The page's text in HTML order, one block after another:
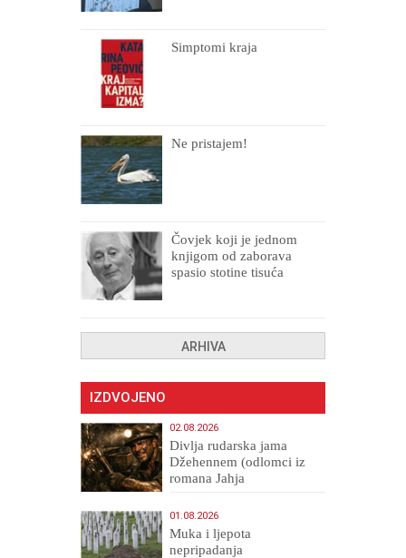
Simptomi kraja
Ne pristajem!
Čovjek koji je jednom
knjigom od zaborava
spasio stotine tisuća
ARHIVA
IZDVOJENO
02.08.2026
Divlja rudarska jama
Džehennem (odlomci iz
romana Jahja
01.08.2026
Muka i ljepota
nepripadanja